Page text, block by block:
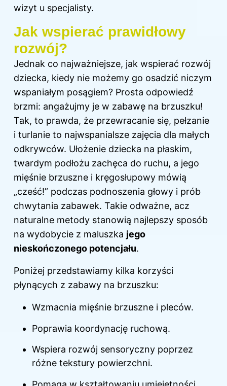
wizyt u specjalisty.
Jak wspierać prawidłowy
rozwój?
Jednak co najważniejsze, jak wspierać rozwój
dziecka, kiedy nie możemy go osadzić niczym
wspaniałym posągiem? Prosta odpowiedź
brzmi: angażujmy je w zabawę na brzuszku!
Tak, to prawda, że przewracanie się, pełzanie
i turlanie to najwspanialsze zajęcia dla małych
odkrywców. Ułożenie dziecka na płaskim,
twardym podłożu zachęca do ruchu, a jego
mięśnie brzuszne i kręgosłupowy mówią
„cześć!” podczas podnoszenia głowy i prób
chwytania zabawek. Takie odważne, acz
naturalne metody stanowią najlepszy sposób
na wydobycie z maluszka jego
nieskończonego potencjału.
Poniżej przedstawiamy kilka korzyści
płynących z zabawy na brzuszku:
Wzmacnia mięśnie brzuszne i pleców.
Poprawia koordynację ruchową.
Wspiera rozwój sensoryczny poprzez
różne tekstury powierzchni.